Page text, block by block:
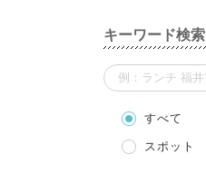
キーワード検索
すべて
スポット